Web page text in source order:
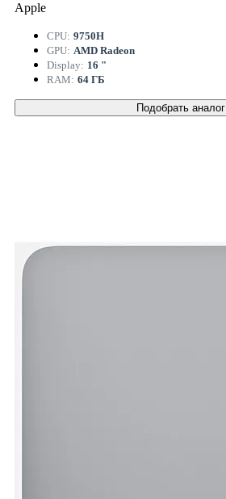
Apple
CPU: 9750H
GPU: AMD Radeon
Display: 16 "
RAM: 64 ГБ
Подобрать аналог